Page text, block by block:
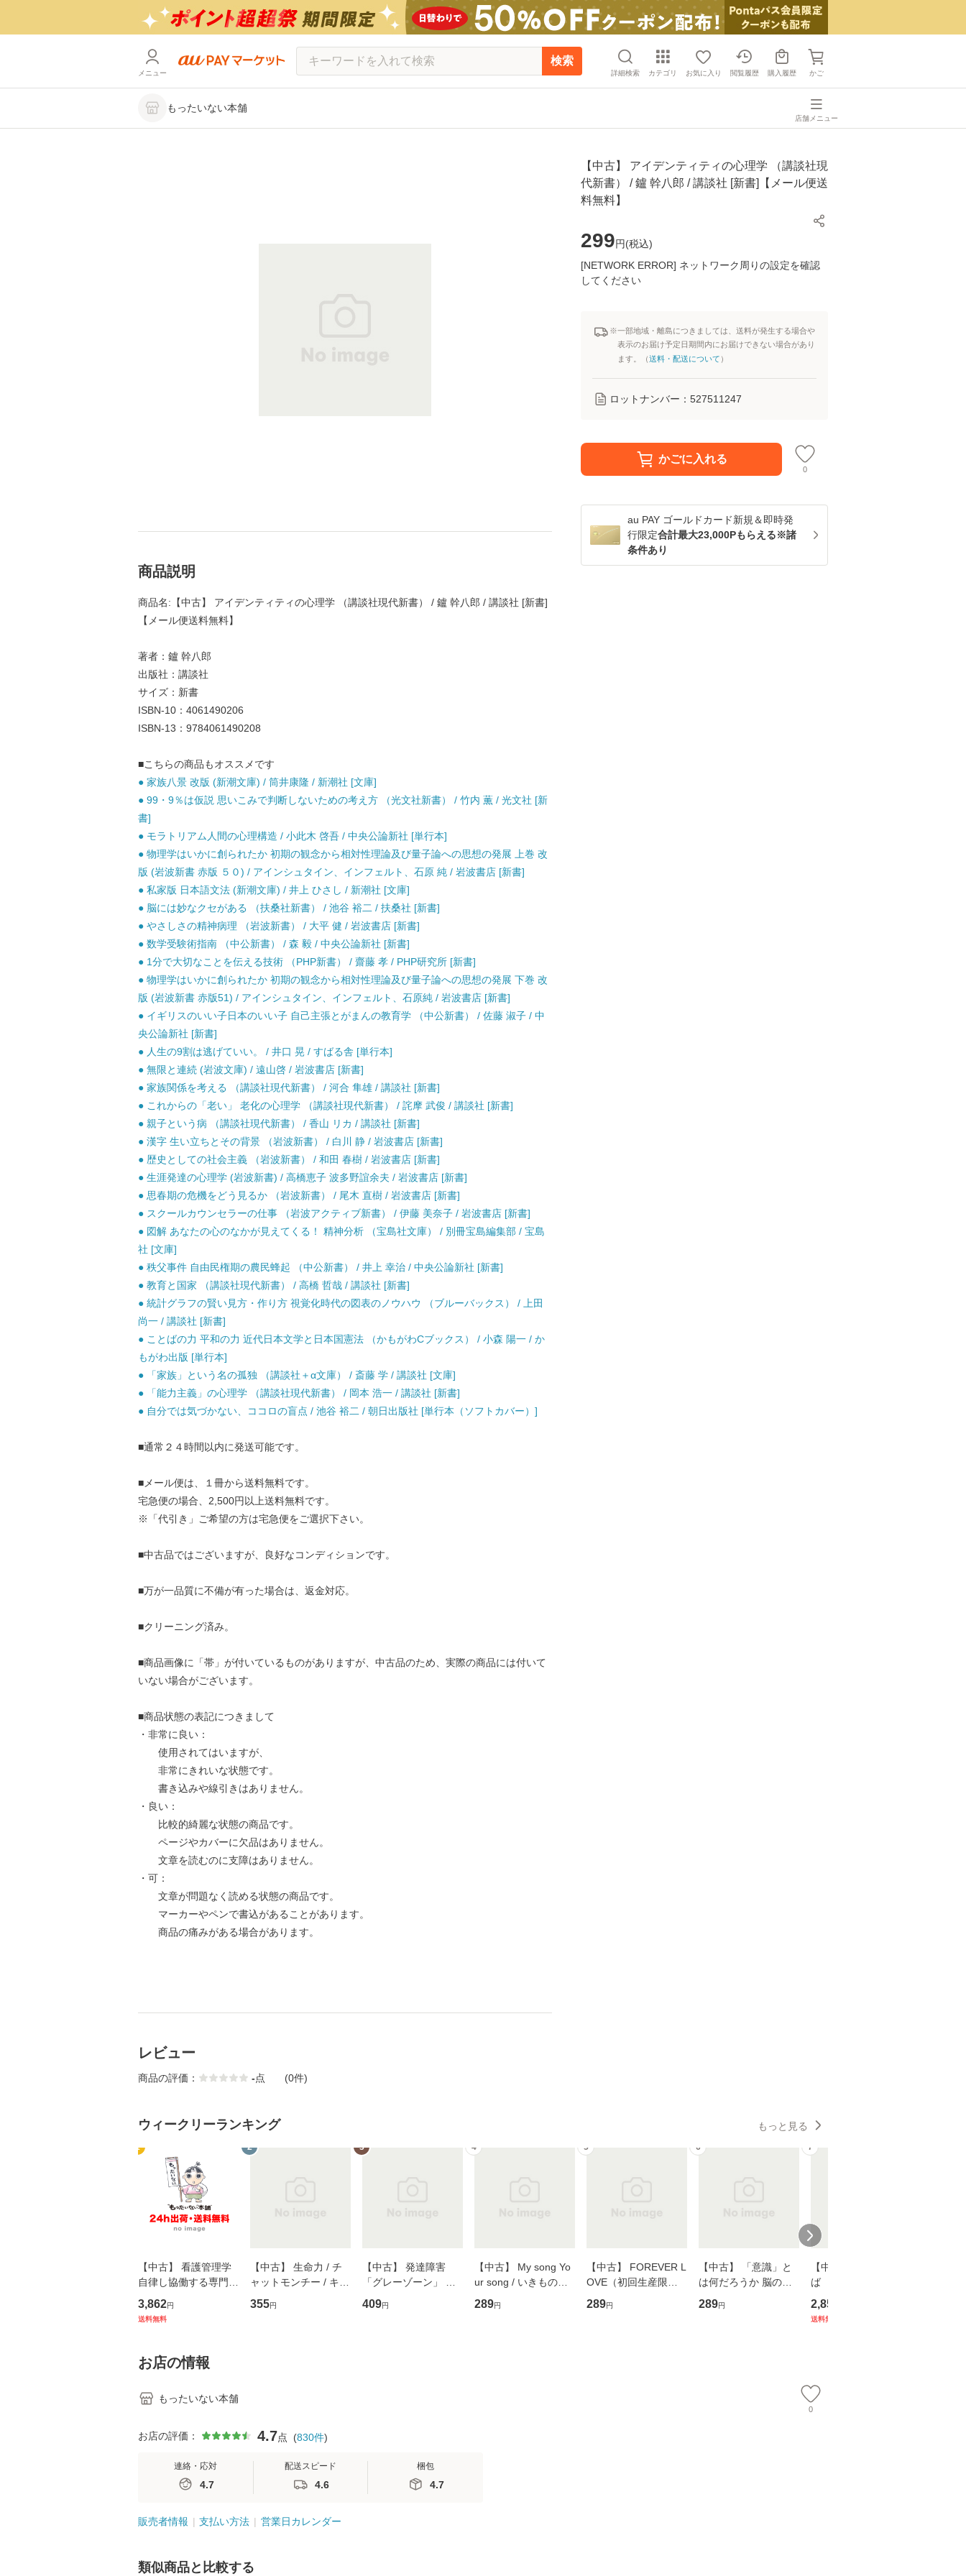
メニュー
検索
詳細検索 カテゴリ お気に入り 閲覧履歴 購入履歴 かご
もったいない本舗
店舗メニュー
【中古】 アイデンティティの心理学 （講談社現
代新書） / 鑪 幹八郎 / 講談社 [新書]【メール便送
料無料】
299円(税込)
[NETWORK ERROR] ネットワーク周りの設定を確認
してください
※一部地域・離島につきましては、送料が発生する場合や
表示のお届け予定日期間内にお届けできない場合があり
ます。（送料・配送について ）
ロットナンバー： 527511247
かごに入れる
0
au PAY ゴールドカード新規＆即時発
行限定合計最大23,000Pもらえる※諸
条件あり
商品説明
商品名:【中古】 アイデンティティの心理学 （講談社現代新書） / 鑪 幹八郎 / 講談社 [新書]
【メール便送料無料】
著者：鑪 幹八郎
出版社：講談社
サイズ：新書
ISBN-10：4061490206
ISBN-13：9784061490208
■こちらの商品もオススメです
● 家族八景 改版 (新潮文庫) / 筒井康隆 / 新潮社 [文庫]
● 99・9％は仮説 思いこみで判断しないための考え方 （光文社新書） / 竹内 薫 / 光文社 [新
書]
● モラトリアム人間の心理構造 / 小此木 啓吾 / 中央公論新社 [単行本]
● 物理学はいかに創られたか 初期の観念から相対性理論及び量子論への思想の発展 上巻 改
版 (岩波新書 赤版 ５０) / アインシュタイン、インフェルト、石原 純 / 岩波書店 [新書]
● 私家版 日本語文法 (新潮文庫) / 井上 ひさし / 新潮社 [文庫]
● 脳には妙なクセがある （扶桑社新書） / 池谷 裕二 / 扶桑社 [新書]
● やさしさの精神病理 （岩波新書） / 大平 健 / 岩波書店 [新書]
● 数学受験術指南 （中公新書） / 森 毅 / 中央公論新社 [新書]
● 1分で大切なことを伝える技術 （PHP新書） / 齋藤 孝 / PHP研究所 [新書]
● 物理学はいかに創られたか 初期の観念から相対性理論及び量子論への思想の発展 下巻 改
版 (岩波新書 赤版51) / アインシュタイン、インフェルト、石原純 / 岩波書店 [新書]
● イギリスのいい子日本のいい子 自己主張とがまんの教育学 （中公新書） / 佐藤 淑子 / 中
央公論新社 [新書]
● 人生の9割は逃げていい。 / 井口 晃 / すばる舎 [単行本]
● 無限と連続 (岩波文庫) / 遠山啓 / 岩波書店 [新書]
● 家族関係を考える （講談社現代新書） / 河合 隼雄 / 講談社 [新書]
● これからの「老い」 老化の心理学 （講談社現代新書） / 詫摩 武俊 / 講談社 [新書]
● 親子という病 （講談社現代新書） / 香山 リカ / 講談社 [新書]
● 漢字 生い立ちとその背景 （岩波新書） / 白川 静 / 岩波書店 [新書]
● 歴史としての社会主義 （岩波新書） / 和田 春樹 / 岩波書店 [新書]
● 生涯発達の心理学 (岩波新書) / 高橋恵子 波多野誼余夫 / 岩波書店 [新書]
● 思春期の危機をどう見るか （岩波新書） / 尾木 直樹 / 岩波書店 [新書]
● スクールカウンセラーの仕事 （岩波アクティブ新書） / 伊藤 美奈子 / 岩波書店 [新書]
● 図解 あなたの心のなかが見えてくる！ 精神分析 （宝島社文庫） / 別冊宝島編集部 / 宝島
社 [文庫]
● 秩父事件 自由民権期の農民蜂起 （中公新書） / 井上 幸治 / 中央公論新社 [新書]
● 教育と国家 （講談社現代新書） / 高橋 哲哉 / 講談社 [新書]
● 統計グラフの賢い見方・作り方 視覚化時代の図表のノウハウ （ブルーバックス） / 上田
尚一 / 講談社 [新書]
● ことばの力 平和の力 近代日本文学と日本国憲法 （かもがわCブックス） / 小森 陽一 / か
もがわ出版 [単行本]
● 「家族」という名の孤独 （講談社＋α文庫） / 斎藤 学 / 講談社 [文庫]
● 「能力主義」の心理学 （講談社現代新書） / 岡本 浩一 / 講談社 [新書]
● 自分では気づかない、ココロの盲点 / 池谷 裕二 / 朝日出版社 [単行本（ソフトカバー）]
■通常２４時間以内に発送可能です。
■メール便は、１冊から送料無料です。
宅急便の場合、2,500円以上送料無料です。
※「代引き」ご希望の方は宅急便をご選択下さい。
■中古品ではございますが、良好なコンディションです。
■万が一品質に不備が有った場合は、返金対応。
■クリーニング済み。
■商品画像に「帯」が付いているものがありますが、中古品のため、実際の商品には付いて
いない場合がございます。
■商品状態の表記につきまして
・非常に良い：
使用されてはいますが、
非常にきれいな状態です。
書き込みや線引きはありません。
・良い：
比較的綺麗な状態の商品です。
ページやカバーに欠品はありません。
文章を読むのに支障はありません。
・可：
文章が問題なく読める状態の商品です。
マーカーやペンで書込があることがあります。
商品の痛みがある場合があります。
レビュー
商品の評価： -点 (0件)
ウィークリーランキング もっと見る
1
【中古】 看護管理学
自律し協働する専門職
の看護マネジメントス
キル 改訂第3版 (看護
堂 [単行
3,862円
送料無料
2
【中古】 生命力 / チ
ャットモンチー / キュ
ーンレコード [CD]
【メール便送料無料】
355円
3
【中古】 発達障害
「グレーゾーン」 そ
の正しい理解と克服法
(SB新書 572) / 岡田尊
409円
4
【中古】 My song Yo
ur song / いきものが
かり / [CD]【メール便
送料無料】
289円
5
【中古】 FOREVER L
OVE（初回生産限定
盤） / 清水翔太×加藤
ミリヤ / [CD]【メール
289円
6
【中古】 「意識」と
は何だろうか 脳の来
歴、知覚の錯誤 （講
談社現代新書） / 下条
289円
7
【中古】 耳をすませ
ば 〈2枚組〉 [DVD] /
ブエナ・ビスタ・ホー
ム・エンターテイメン
2,852
送料無料
お店の情報
もったいない本舗
0
お店の評価： 4.7点 (830件)
連絡・応対
4.7
配送スピード
4.6
梱包
4.7
販売者情報 支払い方法 営業日カレンダー
類似商品と比較する